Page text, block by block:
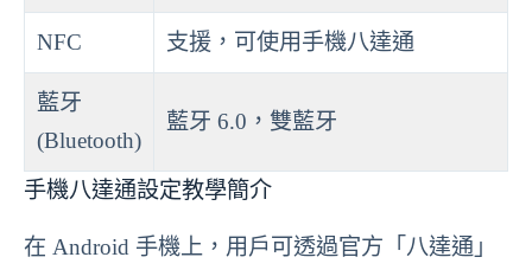
NFC 支援，可使用手機八達通
藍牙
(Bluetooth)
藍牙 6.0，雙藍牙
手機八達通設定教學簡介
在 Android 手機上，用戶可透過官方「八達通」